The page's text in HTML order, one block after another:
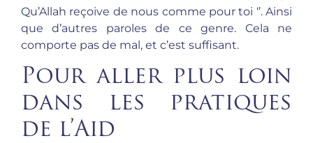
Qu’Allah reçoive de nous comme pour toi ‘’. Ainsi
que d’autres paroles de ce genre. Cela ne
comporte pas de mal, et c’est suffisant.
Pour aller plus loin
dans les pratiques
de l’Aid